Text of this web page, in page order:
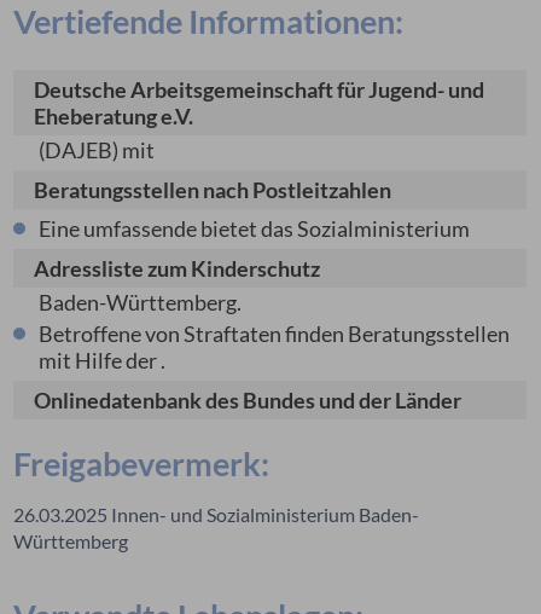
Vertiefende Informationen:
Deutsche Arbeitsgemeinschaft für Jugend- und
Eheberatung e.V.
(DAJEB) mit
Beratungsstellen nach Postleitzahlen
Eine umfassende
Adressliste zum Kinderschutz
bietet das Sozialministerium
Baden-Württemberg.
Betroffene von Straftaten finden Beratungsstellen
mit Hilfe der
Onlinedatenbank des Bundes und der Länder
.
Freigabevermerk:
26.03.2025 Innen- und Sozialministerium Baden-
Württemberg